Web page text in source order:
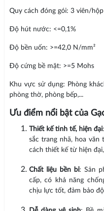
Quy cách đóng gói: 3 viên/
Độ hút nước: <=0,1%
Độ bền uốn: >=42,0 N/mm²
Độ cứng bề mặt: >=5 Mohs
Khu vực sử dụng: Phòng
phòng thờ, phòng bếp,...
Ưu điểm nổi bật của
Thiết kế tinh tế, hiện đại
sắc trang nhã, hoa
cách thiết kế từ hiện
Chất liệu bền bỉ: Sản
cấp, có khả năng
chịu lực tốt, đảm bảo